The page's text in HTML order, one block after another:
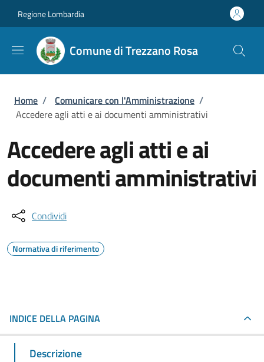
Regione Lombardia
Comune di Trezzano Rosa
Briciole di pane
Home / Comunicare con l'Amministrazione /
Accedere agli atti e ai documenti amministrativi
Accedere agli atti e ai
documenti amministrativi
Condividi
Normativa di riferimento
INDICE DELLA PAGINA
Descrizione